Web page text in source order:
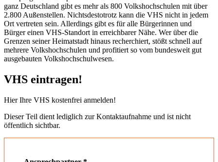
ganz Deutschland gibt es mehr als 800 Volkshochschulen mit über
2.800 Außenstellen. Nichtsdestotrotz kann die VHS nicht in jedem
Ort vertreten sein. Allerdings gibt es für alle Bürgerinnen und
Bürger einen VHS-Standort in erreichbarer Nähe. Wer über die
Grenzen seiner Heimatstadt hinaus recherchiert, stößt schnell auf
mehrere Volkshochschulen und profitiert so vom bundesweit gut
ausgebauten Volkshochschulwesen.
VHS eintragen!
Hier Ihre VHS kostenfrei anmelden!
Dieser Teil dient lediglich zur Kontaktaufnahme und ist nicht
öffentlich sichtbar.